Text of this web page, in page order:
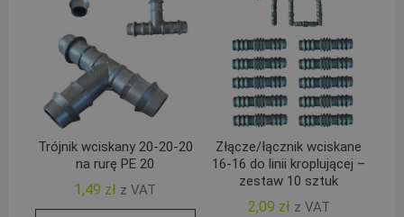
Trójnik wciskany 20-20-20
na rurę PE 20
1,49 zł z VAT
Złącze/łącznik wciskane
16-16 do linii kroplującej –
zestaw 10 sztuk
2,09 zł z VAT